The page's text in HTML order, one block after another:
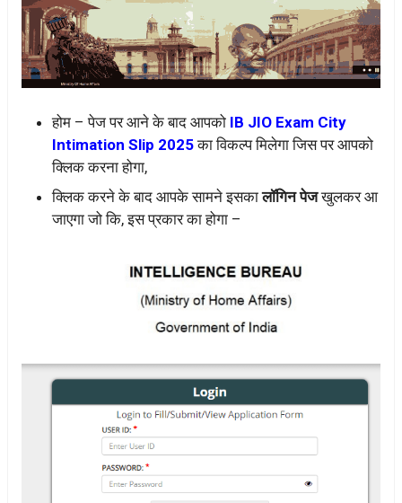
होम – पेज पर आने के बाद आपको IB JIO Exam City
Intimation Slip 2025 का विकल्प मिलेगा जिस पर आपको
क्लिक करना होगा,
क्लिक करने के बाद आपके सामने इसकालॉगिन पेजखुलकर आ
जाएगा जो कि, इस प्रकार का होगा –